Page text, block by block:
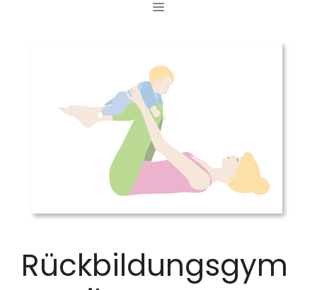
MENÜ
Rückbildungsgym